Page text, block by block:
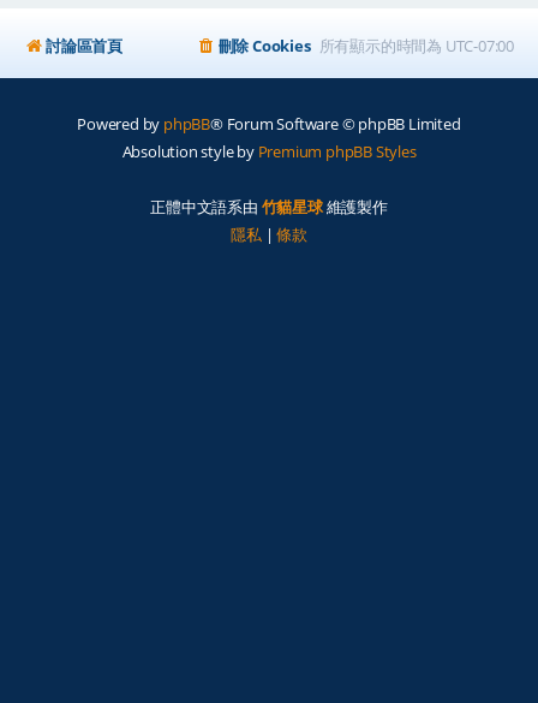
討論區首頁 所有顯示的時間為 UTC-07:00
刪除 Cookies
Powered by phpBB® Forum Software © phpBB Limited
Absolution style by Premium phpBB Styles
正體中文語系由 竹貓星球維護製作
隱私|條款